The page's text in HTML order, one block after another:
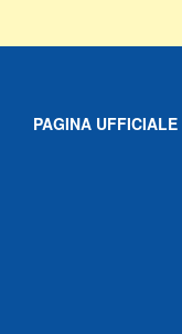
PAGINA UFFICIALE